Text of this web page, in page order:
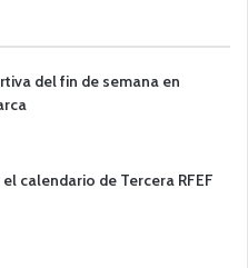
del fin de semana en
calendario de Tercera RFEF